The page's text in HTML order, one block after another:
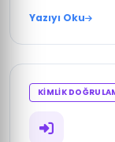
Yazıyı Oku
KIMLIK